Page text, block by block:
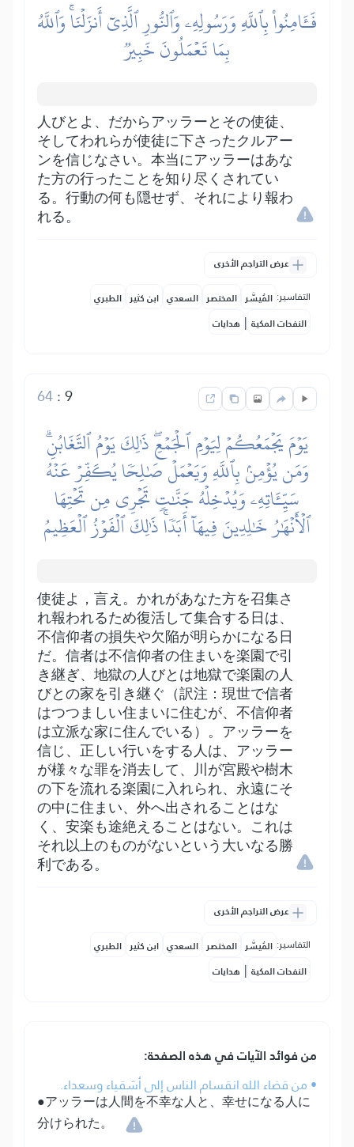
فَـَٔامِنُواْ بِٱللَّهِ وَرَسُولِهِۦ وَٱلنُّورِ ٱلَّذِيٓ أَنزَلۡنَاۚ وَٱللَّهُ
بِمَا تَعۡمَلُونَ خَبِيرٞ
人びとよ、だからアッラーとその使徒、
そしてわれらが使徒に下さったクルアー
ンを信じなさい。本当にアッラーはあな
た方の行ったことを知り尽くされてい
る。行動の何も隠せず、それにより報わ
れる。
عرض التراجم الأخرى
التفاسير: المُيسَّر المختصر السعدي ابن كثير الطبري
النفحات المكية | هدايات
9
:
64
يَوۡمَ يَجۡمَعُكُمۡ لِيَوۡمِ ٱلۡجَمۡعِۖ ذَٰلِكَ يَوۡمُ ٱلتَّغَابُنِۗ
وَمَن يُؤۡمِنۢ بِٱللَّهِ وَيَعۡمَلۡ صَٰلِحٗا يُكَفِّرۡ عَنۡهُ
سَيِّـَٔاتِهِۦ وَيُدۡخِلۡهُ جَنَّٰتٖ تَجۡرِي مِن تَحۡتِهَا
ٱلۡأَنۡهَٰرُ خَٰلِدِينَ فِيهَآ أَبَدٗاۚ ذَٰلِكَ ٱلۡفَوۡزُ ٱلۡعَظِيمُ
使徒よ，言え。かれがあなた方を召集さ
れ報われるため復活して集合する日は、
不信仰者の損失や欠陥が明らかになる日
だ。信者は不信仰者の住まいを楽園で引
き継ぎ、地獄の人びとは地獄で楽園の人
びとの家を引き継ぐ（訳注：現世で信者
はつつましい住まいに住むが、不信仰者
は立派な家に住んでいる）。アッラーを
信じ、正しい行いをする人は、アッラー
が様々な罪を消去して、川が宮殿や樹木
の下を流れる楽園に入れられ、永遠にそ
の中に住まい、外へ出されることはな
く、安楽も途絶えることはない。これは
それ以上のものがないという大いなる勝
利である。
عرض التراجم الأخرى
التفاسير: المُيسَّر المختصر السعدي ابن كثير الطبري
النفحات المكية | هدايات
من فوائد الآيات في هذه الصفحة:
• من قضاء الله انقسام الناس إلى أشقياء وسعداء.
●アッラーは人間を不幸な人と、幸せになる人に
分けられた。